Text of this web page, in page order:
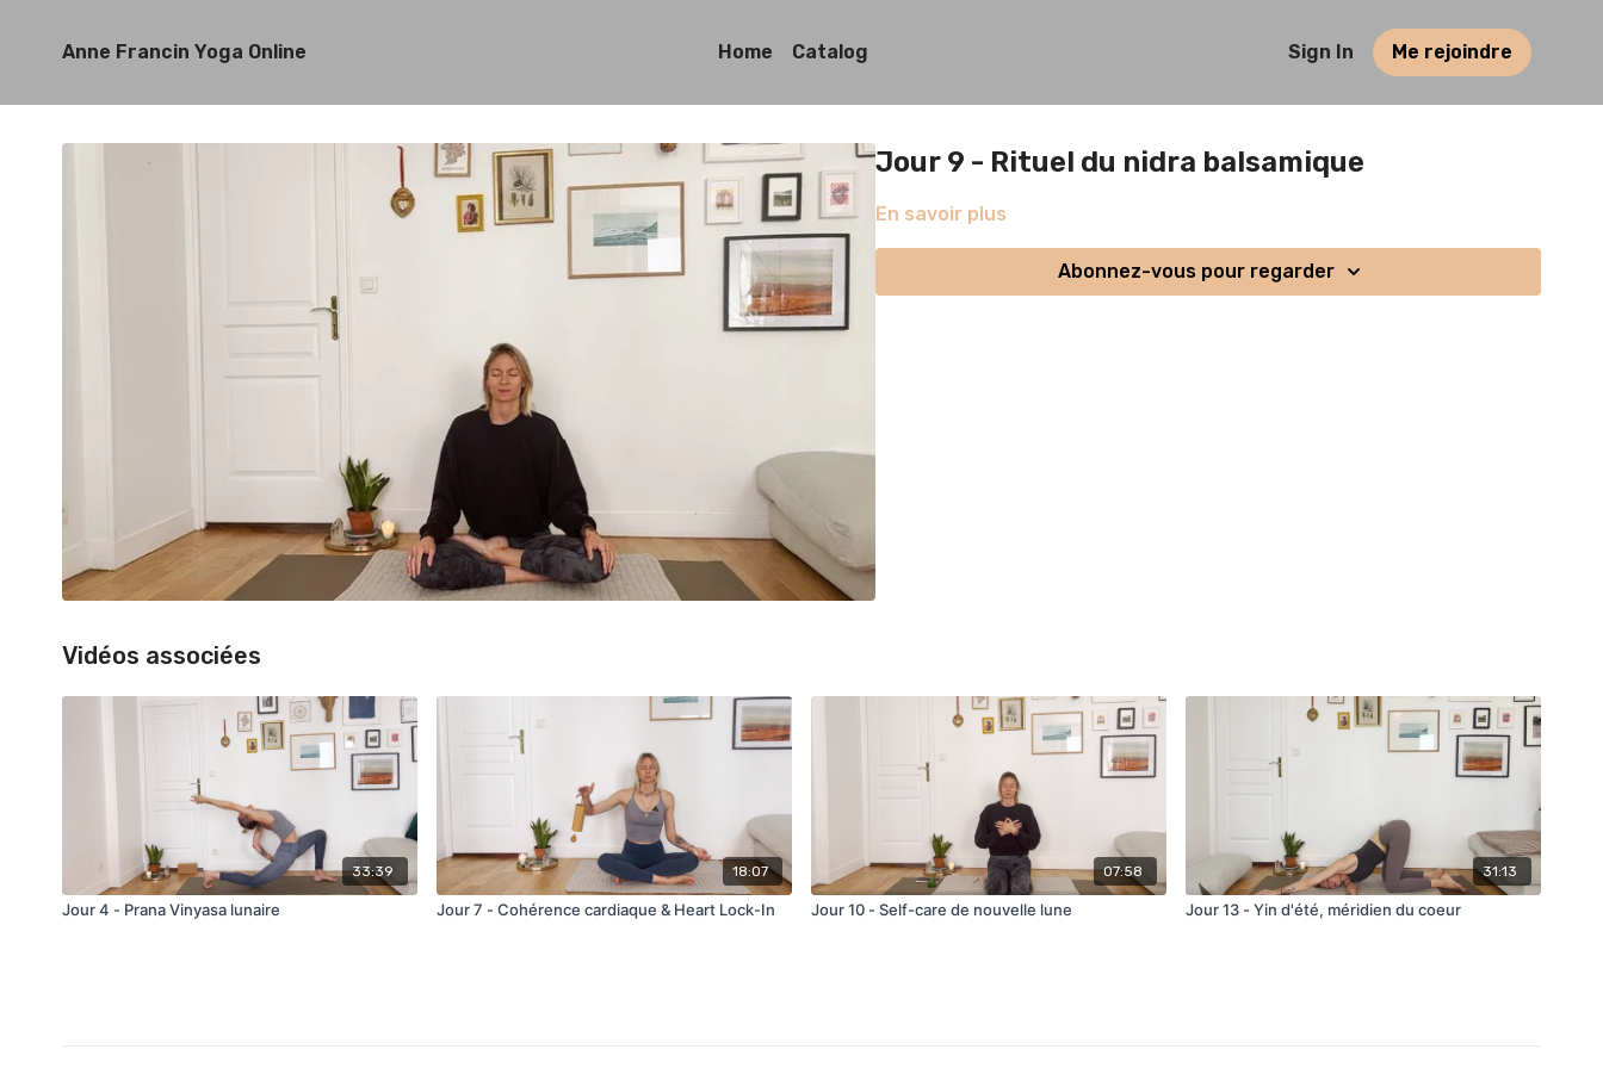
Anne Francin Yoga Online Home Catalog Sign In Me rejoindre
Jour 9 - Rituel du nidra balsamique
En savoir plus
Abonnez-vous pour regarder
Vidéos associées
33:39
Jour 4 - Prana Vinyasa lunaire
18:07
Jour 7 - Cohérence cardiaque & Heart Lock-In
07:58
Jour 10 - Self-care de nouvelle lune
31:13
Jour 13 - Yin d'été, méridien du coeur